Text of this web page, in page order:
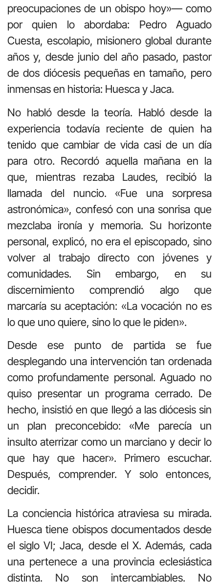
preocupaciones de un obispo hoy»— como
por quien lo abordaba: Pedro Aguado
Cuesta, escolapio, misionero global durante
años y, desde junio del año pasado, pastor
de dos diócesis pequeñas en tamaño, pero
inmensas en historia: Huesca y Jaca.
No habló desde la teoría. Habló desde la
experiencia todavía reciente de quien ha
tenido que cambiar de vida casi de un día
para otro. Recordó aquella mañana en la
que, mientras rezaba Laudes, recibió la
llamada del nuncio. «Fue una sorpresa
astronómica», confesó con una sonrisa que
mezclaba ironía y memoria. Su horizonte
personal, explicó, no era el episcopado, sino
volver al trabajo directo con jóvenes y
comunidades. Sin embargo, en su
discernimiento comprendió algo que
marcaría su aceptación: «La vocación no es
lo que uno quiere, sino lo que le piden».
Desde ese punto de partida se fue
desplegando una intervención tan ordenada
como profundamente personal. Aguado no
quiso presentar un programa cerrado. De
hecho, insistió en que llegó a las diócesis sin
un plan preconcebido: «Me parecía un
insulto aterrizar como un marciano y decir lo
que hay que hacer». Primero escuchar.
Después, comprender. Y solo entonces,
decidir.
La conciencia histórica atraviesa su mirada.
Huesca tiene obispos documentados desde
el siglo VI; Jaca, desde el X. Además, cada
una pertenece a una provincia eclesiástica
distinta. No son intercambiables. No